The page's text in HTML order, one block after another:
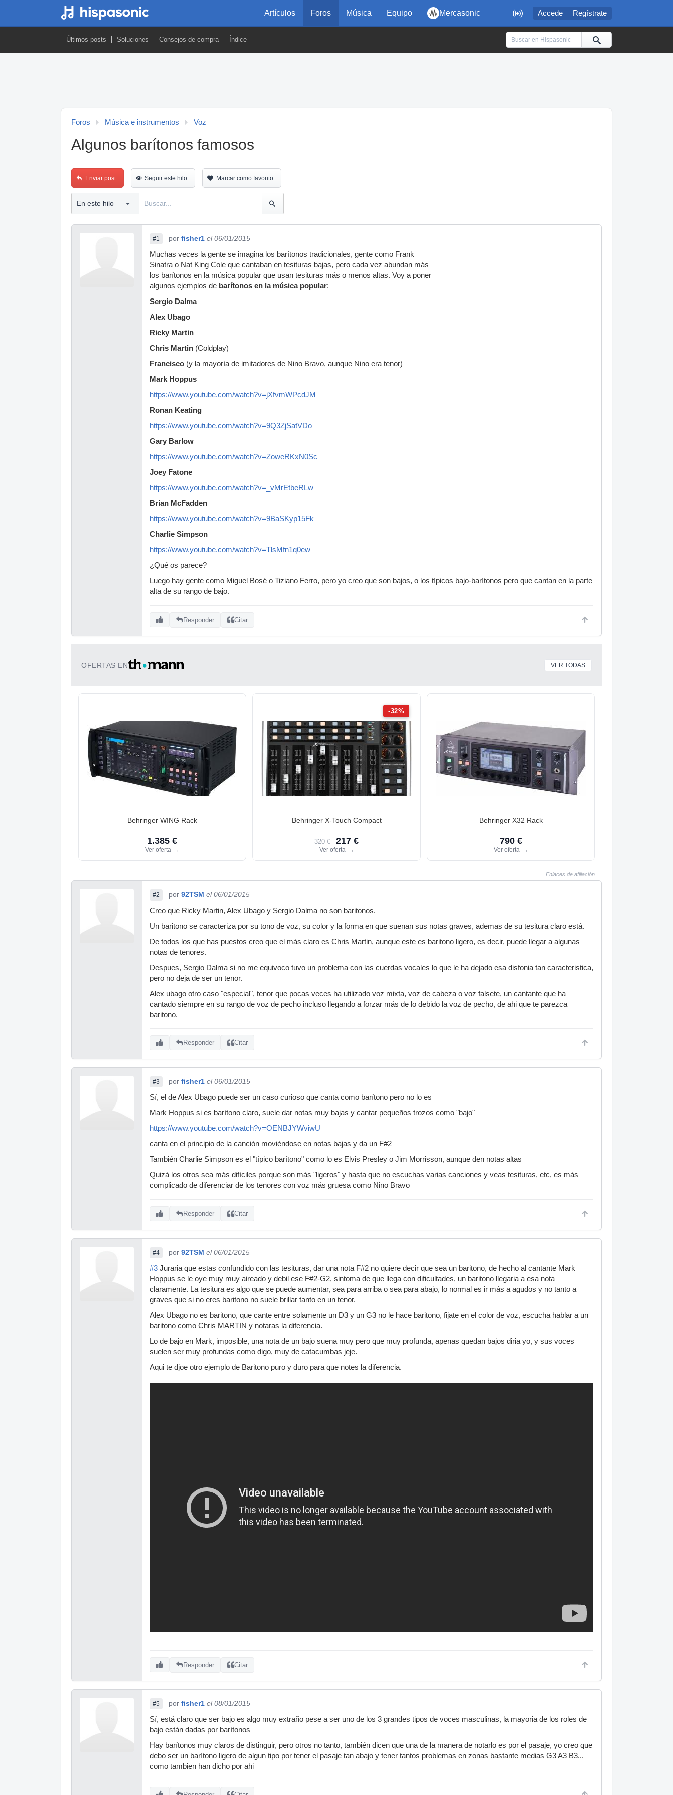
 Accede Regístrate
Artículos Foros Música Equipo Mercasonic
Últimos posts Soluciones Consejos de compra Índice
Foros Música e instrumentos Voz
Algunos barítonos famosos
Enviar post Seguir este hilo Marcar como favorito
#1 por fisher1 el 06/01/2015
Muchas veces la gente se imagina los barítonos tradicionales, gente como Frank
Sinatra o Nat King Cole que cantaban en tesituras bajas, pero cada vez abundan más
los barítonos en la música popular que usan tesituras más o menos altas. Voy a poner
algunos ejemplos de barítonos en la música popular:
Sergio Dalma
Alex Ubago
Ricky Martin
Chris Martin (Coldplay)
Francisco (y la mayoría de imitadores de Nino Bravo, aunque Nino era tenor)
Mark Hoppus
https://www.youtube.com/watch?v=jXfvmWPcdJM
Ronan Keating
https://www.youtube.com/watch?v=9Q3ZjSatVDo
Gary Barlow
https://www.youtube.com/watch?v=ZoweRKxN0Sc
Joey Fatone
https://www.youtube.com/watch?v=_vMrEtbeRLw
Brian McFadden
https://www.youtube.com/watch?v=9BaSKyp15Fk
Charlie Simpson
https://www.youtube.com/watch?v=TlsMfn1q0ew
¿Qué os parece?
Luego hay gente como Miguel Bosé o Tiziano Ferro, pero yo creo que son bajos, o los típicos bajo-barítonos pero que cantan en la parte
alta de su rango de bajo.
Responder Citar
OFERTAS EN VER TODAS
Behringer WING Rack
1.385 €
Ver oferta →
-32%
Behringer X-Touch Compact
320 € 217 €
Ver oferta →
Behringer X32 Rack
790 €
Ver oferta →
Enlaces de afiliación
#2 por 92TSM el 06/01/2015
Creo que Ricky Martin, Alex Ubago y Sergio Dalma no son baritonos.
Un baritono se caracteriza por su tono de voz, su color y la forma en que suenan sus notas graves, ademas de su tesitura claro está.
De todos los que has puestos creo que el más claro es Chris Martin, aunque este es baritono ligero, es decir, puede llegar a algunas
notas de tenores.
Despues, Sergio Dalma si no me equivoco tuvo un problema con las cuerdas vocales lo que le ha dejado esa disfonia tan caracteristica,
pero no deja de ser un tenor.
Alex ubago otro caso "especial", tenor que pocas veces ha utilizado voz mixta, voz de cabeza o voz falsete, un cantante que ha
cantado siempre en su rango de voz de pecho incluso llegando a forzar más de lo debido la voz de pecho, de ahi que te parezca
baritono.
Responder Citar
#3 por fisher1 el 06/01/2015
Sí, el de Alex Ubago puede ser un caso curioso que canta como barítono pero no lo es
Mark Hoppus si es barítono claro, suele dar notas muy bajas y cantar pequeños trozos como "bajo"
https://www.youtube.com/watch?v=OENBJYWviwU
canta en el principio de la canción moviéndose en notas bajas y da un F#2
También Charlie Simpson es el "típico barítono" como lo es Elvis Presley o Jim Morrisson, aunque den notas altas
Quizá los otros sea más difíciles porque son más "ligeros" y hasta que no escuchas varias canciones y veas tesituras, etc, es más
complicado de diferenciar de los tenores con voz más gruesa como Nino Bravo
Responder Citar
#4 por 92TSM el 06/01/2015
#3 Juraria que estas confundido con las tesituras, dar una nota F#2 no quiere decir que sea un baritono, de hecho al cantante Mark
Hoppus se le oye muy muy aireado y debil ese F#2-G2, sintoma de que llega con dificultades, un baritono llegaria a esa nota
claramente. La tesitura es algo que se puede aumentar, sea para arriba o sea para abajo, lo normal es ir más a agudos y no tanto a
graves que si no eres baritono no suele brillar tanto en un tenor.
Alex Ubago no es baritono, que cante entre solamente un D3 y un G3 no le hace baritono, fijate en el color de voz, escucha hablar a un
baritono como Chris MARTIN y notaras la diferencia.
Lo de bajo en Mark, imposible, una nota de un bajo suena muy pero que muy profunda, apenas quedan bajos diria yo, y sus voces
suelen ser muy profundas como digo, muy de catacumbas jeje.
Aqui te djoe otro ejemplo de Baritono puro y duro para que notes la diferencia.
Responder Citar
#5 por fisher1 el 08/01/2015
Sí, está claro que ser bajo es algo muy extraño pese a ser uno de los 3 grandes tipos de voces masculinas, la mayoria de los roles de
bajo están dadas por barítonos
Hay barítonos muy claros de distinguir, pero otros no tanto, también dicen que una de la manera de notarlo es por el pasaje, yo creo que
debo ser un barítono ligero de algun tipo por tener el pasaje tan abajo y tener tantos problemas en zonas bastante medias G3 A3 B3...
como tambien han dicho por ahi